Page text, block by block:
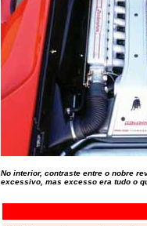
No interior, contraste entre o nobre
excessivo, mas excesso era tudo o